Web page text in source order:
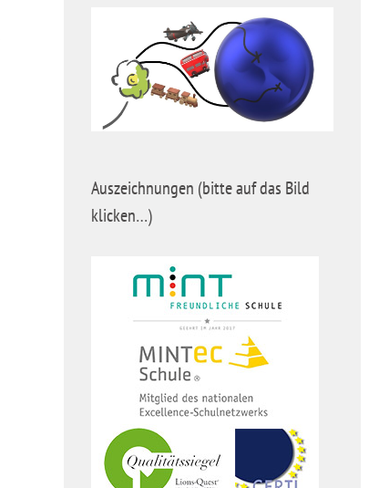
Auszeichnungen (bitte auf das Bild
klicken…)